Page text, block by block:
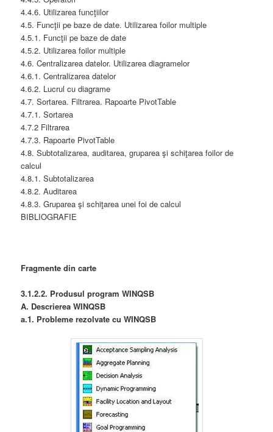
4.4.6. Utilizarea funcţiilor
4.5. Funcţii pe baze de date. Utilizarea foilor multiple
4.5.1. Funcţii pe baze de date
4.5.2. Utilizarea foilor multiple
4.6. Centralizarea datelor. Utilizarea diagramelor
4.6.1. Centralizarea datelor
4.6.2. Lucrul cu diagrame
4.7. Sortarea. Filtrarea. Rapoarte PivotTable
4.7.1. Sortarea
4.7.2 Filtrarea
4.7.3. Rapoarte PivotTable
4.8. Subtotalizarea, auditarea, gruparea şi schiţarea foilor de
calcul
4.8.1. Subtotalizarea
4.8.2. Auditarea
4.8.3. Gruparea şi schiţarea unei foi de calcul
BIBLIOGRAFIE
Fragmente din carte
3.1.2.2. Produsul program WINQSB
A. Descrierea WINQSB
a.1. Probleme rezolvate cu WINQSB